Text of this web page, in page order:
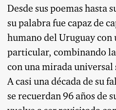
Desde sus poemas hasta
su palabra fue capaz de
humano del Uruguay con
particular, combinando
con una mirada universal
A casi una década de su
se recuerdan 96 años de